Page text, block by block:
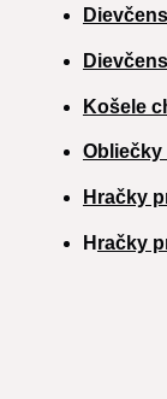
Košele
Hračky
H račky